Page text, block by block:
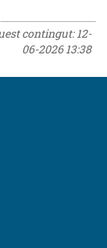
contingut:12-
06-2026 13:38